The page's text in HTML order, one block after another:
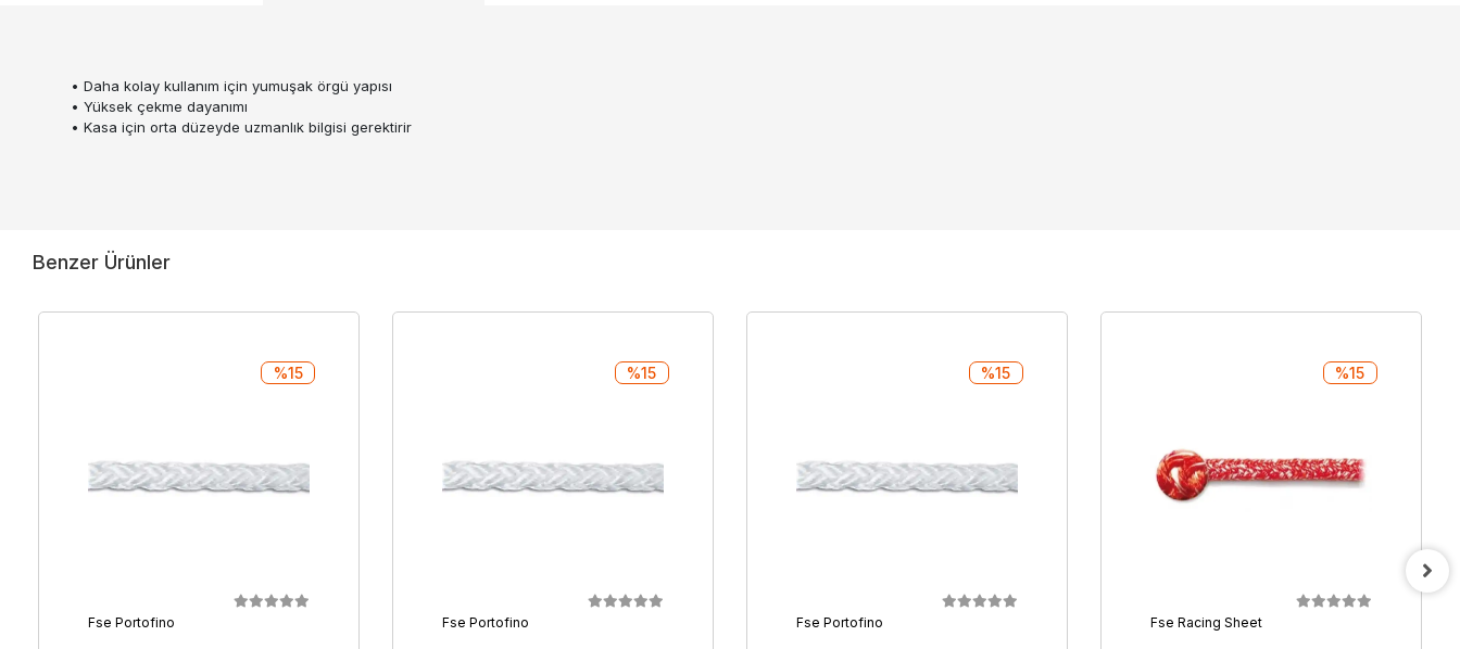
• Daha kolay kullanım için yumuşak örgü yapısı
• Yüksek çekme dayanımı
• Kasa için orta düzeyde uzmanlık bilgisi gerektirir
Benzer Ürünler
Fse Portofino
%15
Fse Portofino
%15
Fse Portofino
%15
Fse Racing Sheet
%15